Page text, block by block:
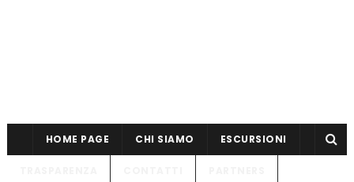
HOME PAGE CHI SIAMO ESCURSIONI